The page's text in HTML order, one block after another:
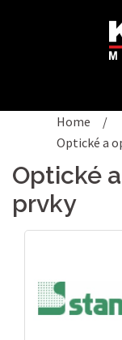
Home /
Optické a
Optické
prvky